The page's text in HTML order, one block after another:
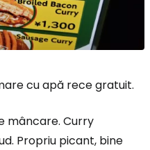
cu apă rece gratuit.
mâncare. Curry
Propriu picant, bine